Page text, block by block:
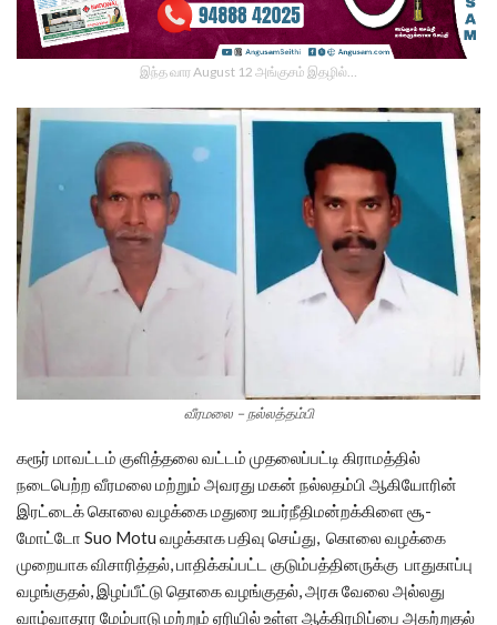
இந்த வார August 12 அங்குசம் இதழில்…
வீரமலை – நல்லத்தம்பி
கரூர் மாவட்டம் குளித்தலை வட்டம் முதலைப்பட்டி கிராமத்தில்
நடைபெற்ற வீரமலை மற்றும் அவரது மகன் நல்லதம்பி ஆகியோரின்
இரட்டைக் கொலை வழக்கை மதுரை உயர்நீதிமன்றக்கிளை சூ-
மோட்டோ Suo Motu வழக்காக பதிவு செய்து, கொலை வழக்கை
முறையாக விசாரித்தல், பாதிக்கப்பட்ட குடும்பத்தினருக்கு பாதுகாப்பு
வழங்குதல், இழப்பீட்டு தொகை வழங்குதல், அரசு வேலை அல்லது
வாழ்வாதார மேம்பாடு மற்றும் ஏரியில் உள்ள ஆக்கிரமிப்பை அகற்றுதல்